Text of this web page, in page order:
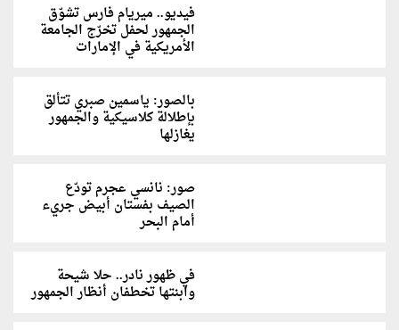
فيديو.. ميريام فارس تشوّق
الجمهور لحفل تخرّج الجامعة
الأمريكية في الإمارات
بالصور: ياسمين صبري تتألق
بإطلالة كلاسيكية والجمهور
يغازلها
صور: نانسي عجرم تودّع
الصيف بفستان أبيض جريء
أمام البحر
في ظهور نادر.. حلا شيحة
وابنتها تخطفان أنظار الجمهور